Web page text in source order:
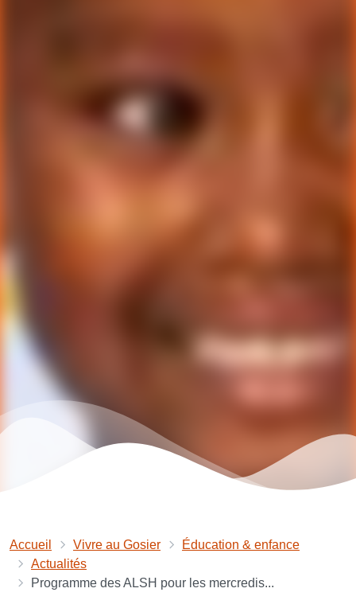
Accueil Vivre au Gosier
Éducation & enfance
Actualités
Programme des ALSH pour les mercredis...